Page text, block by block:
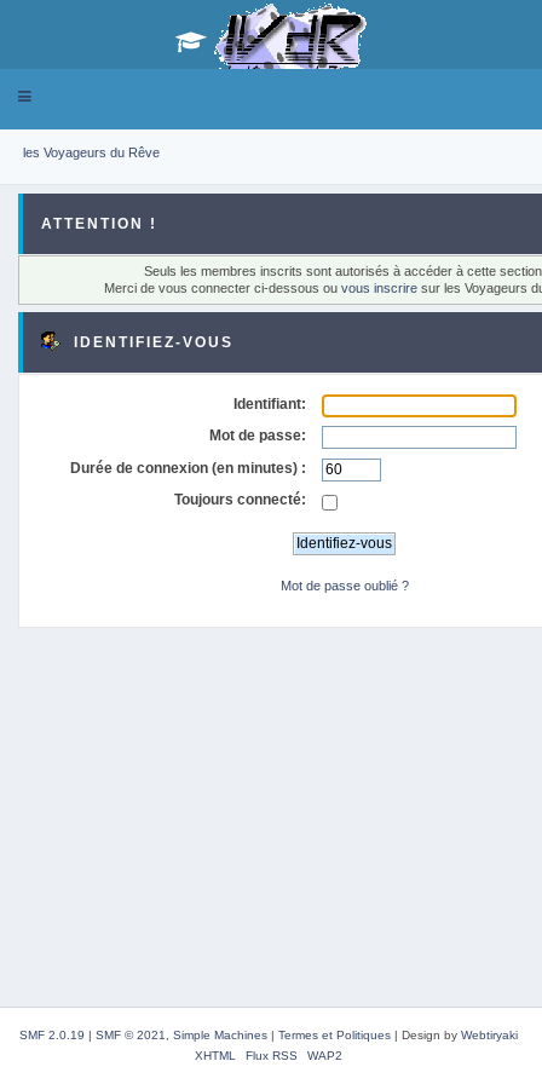
Toggle
les Voyageurs du Rêve
ATTENTION !
Seuls les membres inscrits sont autorisés à accéder à cette
Merci de vous connecter ci-dessous ouvous inscrire sur les Voyageurs
IDENTIFIEZ-VOUS
Identifiant:
Mot de passe:
Durée de connexion (en minutes) :
Toujours connecté:
Mot de passe oublié ?
SMF 2.0.19 | SMF © 2021 Simple Machines| Termes et Politiques | Design by Webtiryaki
XHTML
Flux RSS WAP2